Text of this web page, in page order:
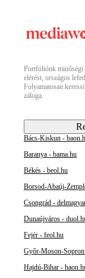
Portfóliónk minőségi
elérést, országos
Folyamatosan
záloga.
Bács-Kiskun -
Baranya - bama.hu
Békés - beol.hu
Borsod-Abaúj-
Csongrád -
Dunaújváros -
Fejér - feol.hu
Győr-Moson-
Hajdú-Bihar -